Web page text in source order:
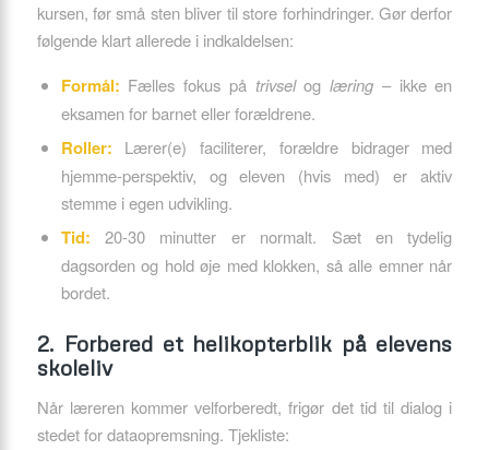
kursen, før små sten bliver til store forhindringer. Gør derfor
følgende klart allerede i indkaldelsen:
Formål: Fælles fokus på trivseloglæring – ikke en
eksamen for barnet eller forældrene.
Roller: Lærer(e) faciliterer, forældre bidrager med
hjemme-perspektiv, og eleven (hvis med) er aktiv
stemme i egen udvikling.
Tid: 20-30 minutter er normalt. Sæt en tydelig
dagsorden og hold øje med klokken, så alle emner når
bordet.
2. Forbered et helikopterblik på elevens
skoleliv
Når læreren kommer velforberedt, frigør det tid til dialog i
stedet for dataopremsning. Tjekliste: